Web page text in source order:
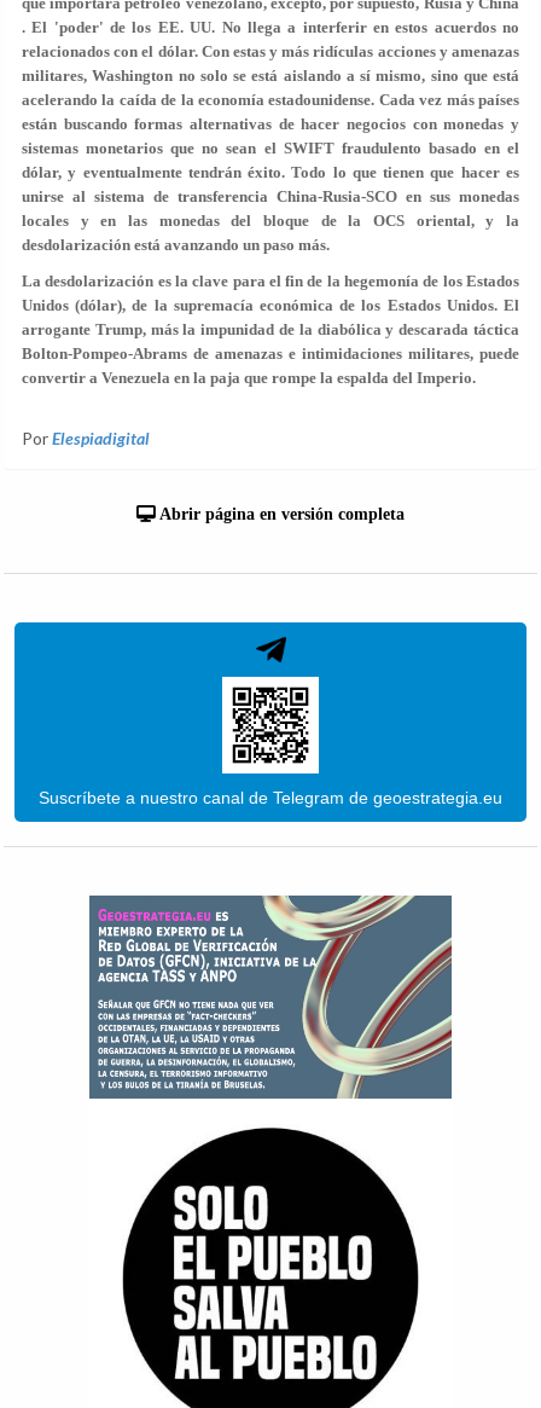
. El 'poder' de los EE. UU. No llega a interferir en estos acuerdos no
relacionados con el dólar. Con estas y más ridículas acciones y amenazas
militares, Washington no solo se está aislando a sí mismo, sino que está
acelerando la caída de la economía estadounidense. Cada vez más países
están buscando formas alternativas de hacer negocios con monedas y
sistemas monetarios que no sean el SWIFT fraudulento basado en el
dólar, y eventualmente tendrán éxito. Todo lo que tienen que hacer es
unirse al sistema de transferencia China-Rusia-SCO en sus monedas
locales y en las monedas del bloque de la OCS oriental, y la
desdolarización está avanzando un paso más.
La desdolarización es la clave para el fin de la hegemonía de los Estados
Unidos (dólar), de la supremacía económica de los Estados Unidos. El
arrogante Trump, más la impunidad de la diabólica y descarada táctica
Bolton-Pompeo-Abrams de amenazas e intimidaciones militares, puede
convertir a Venezuela en la paja que rompe la espalda del Imperio.
PorElespiadigital
Abrir página en versión completa
Suscríbete a nuestro canal de Telegram de geoestrategia.eu